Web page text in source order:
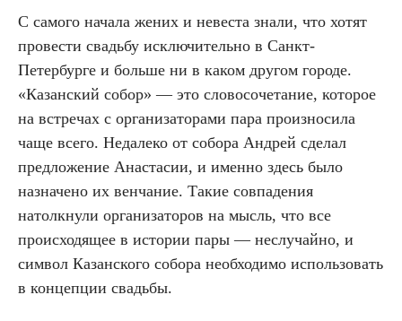
С самого начала жених и невеста знали, что хотят
провести свадьбу исключительно в Санкт-
Петербурге и больше ни в каком другом городе.
«Казанский собор» — это словосочетание, которое
на встречах с организаторами пара произносила
чаще всего. Недалеко от собора Андрей сделал
предложение Анастасии, и именно здесь было
назначено их венчание. Такие совпадения
натолкнули организаторов на мысль, что все
происходящее в истории пары — неслучайно, и
символ Казанского собора необходимо использовать
в концепции свадьбы.